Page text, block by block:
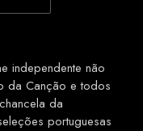
independente não
da Canção e todos
da
portuguesas